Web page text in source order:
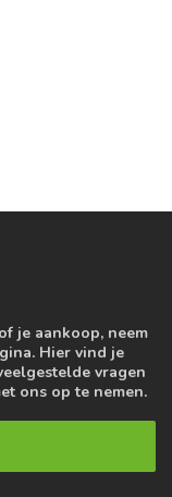
je aankoop, neem
Hier vind je
vragen
ons op te nemen.